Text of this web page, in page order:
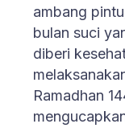
ambang
bulan suci
diberi
Ramadhan